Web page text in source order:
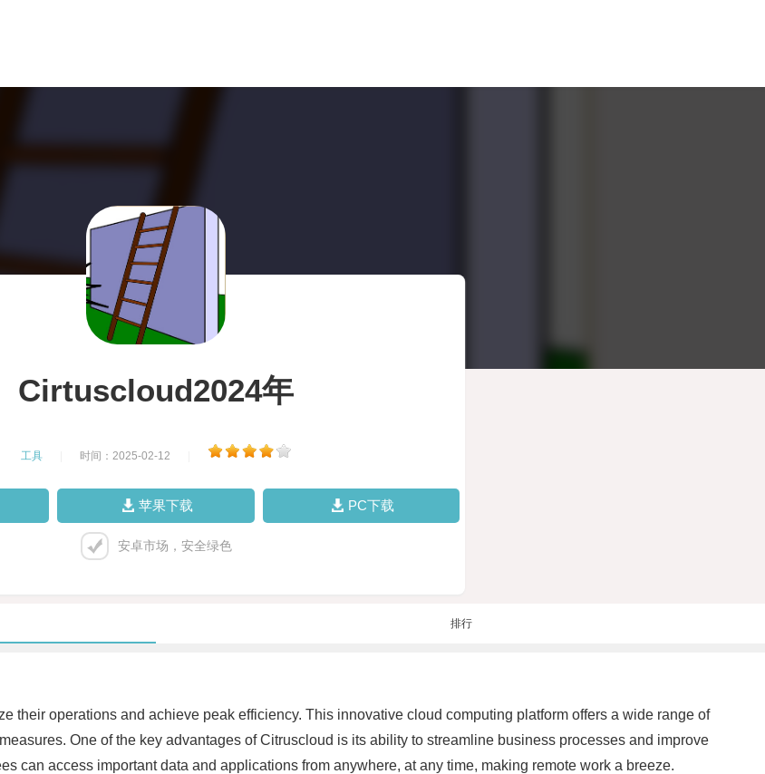
Cirtuscloud2024年
工具 时间：2025-02-12
苹果下载 PC下载
安卓市场，安全绿色
排行
their operations and achieve peak efficiency. This innovative cloud computing platform offers a wide range of
One of the key advantages of Citruscloud is its ability to streamline business processes and improve
can access important data and applications from anywhere, at any time, making remote work a breeze.